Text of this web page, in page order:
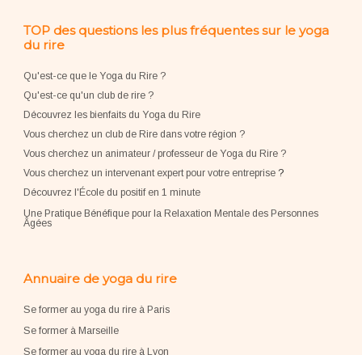
TOP des questions les plus fréquentes sur le yoga
du rire
Qu'est-ce que le Yoga du Rire ?
Qu'est-ce qu'un club de rire ?
Découvrez les bienfaits du Yoga du Rire
Vous cherchez un club de Rire dans votre région ?
Vous cherchez un animateur / professeur de Yoga du Rire ?
Vous cherchez un intervenant expert pour votre entreprise?
Découvrez l'École du positif en 1 minute
Une Pratique Bénéfique pour la Relaxation Mentale des Personnes
Âgées
Annuaire de yoga du rire
Se former au yoga du rire à Paris
Se former à Marseille
Se former au yoga du rire à Lyon